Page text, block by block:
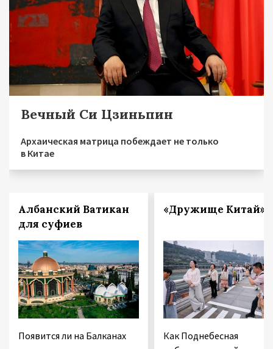
Вечный Си Цзиньпин
Архаическая матрица побеждает не только
в Китае
Албанский Ватикан
для суфиев
Появится ли на Балканах
«Дружище Китай»
Как Поднебесная